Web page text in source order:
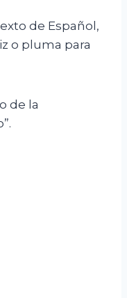
de Español,
o pluma para
de la